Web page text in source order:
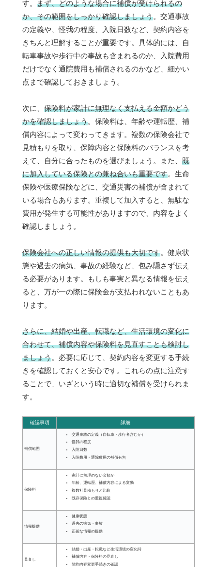
す。 まず、どのような場合に補償が受けられるの
か、その範囲をしっかり確認しましょう。交通事故
の定義や、怪我の程度、入院日数など、契約内容を
きちんと理解することが重要です。具体的には、自
転車事故や歩行中の事故も含まれるのか、入院費用
だけでなく通院費用も補償されるのかなど、細かい
点まで確認しておきましょう。
次に、 保険料が家計に無理なく支払える金額かどう
かを確認しましょう。保険料は、年齢や運転歴、補
償内容によって変わってきます。複数の保険会社で
見積もりを取り、保障内容と保険料のバランスを考
えて、自分に合ったものを選びましょう。また、 既
に加入している保険との兼ね合いも重要です。生命
保険や医療保険などに、交通災害の補償が含まれて
いる場合もあります。重複して加入すると、無駄な
費用が発生する可能性がありますので、内容をよく
確認しましょう。
保険会社への正しい情報の提供も大切です。健康状
態や過去の病気、事故の経験など、包み隠さず伝え
る必要があります。もしも事実と異なる情報を伝え
ると、万が一の際に保険金が支払われないこともあ
ります。
さらに、結婚や出産、転職など、生活環境の変化に
合わせて、補償内容や保険料を見直すことも検討し
ましょう。必要に応じて、契約内容を変更する手続
きを確認しておくと安心です。これらの点に注意す
ることで、いざという時に適切な補償を受けられま
す。
確認事項 詳細
補償範囲
交通事故の定義（自転車・歩行者含むか）
怪我の程度
入院日数
入院費用・通院費用の補償有無
保険料
家計に無理のない金額か
年齢、運転歴、補償内容による変動
複数社見積もりと比較
既存保険との重複確認
情報提供
健康状態
過去の病気・事故
正確な情報の提供
見直し
結婚・出産・転職など生活環境の変化時
補償内容・保険料の見直し
契約内容変更手続きの確認